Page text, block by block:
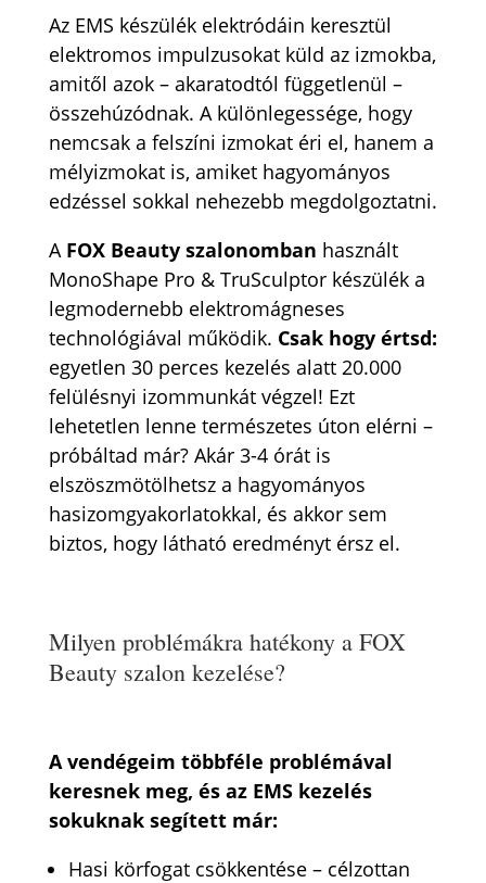
Az EMS készülék elektródáin keresztül
elektromos impulzusokat küld az izmokba,
amitől azok – akaratodtól függetlenül –
összehúzódnak. A különlegessége, hogy
nemcsak a felszíni izmokat éri el, hanem a
mélyizmokat is, amiket hagyományos
edzéssel sokkal nehezebb megdolgoztatni.
A FOX Beauty szalonomban használt
MonoShape Pro & TruSculptor készülék a
legmodernebb elektromágneses
technológiával működik. Csak hogy értsd:
egyetlen 30 perces kezelés alatt 20.000
felülésnyi izommunkát végzel! Ezt
lehetetlen lenne természetes úton elérni –
próbáltad már? Akár 3-4 órát is
elszöszmötölhetsz a hagyományos
hasizomgyakorlatokkal, és akkor sem
biztos, hogy látható eredményt érsz el.
Milyen problémákra hatékony a FOX
Beauty szalon kezelése?
A vendégeim többféle problémával
keresnek meg, és az EMS kezelés
sokuknak segített már:
Hasi körfogat csökkentése – célzottan